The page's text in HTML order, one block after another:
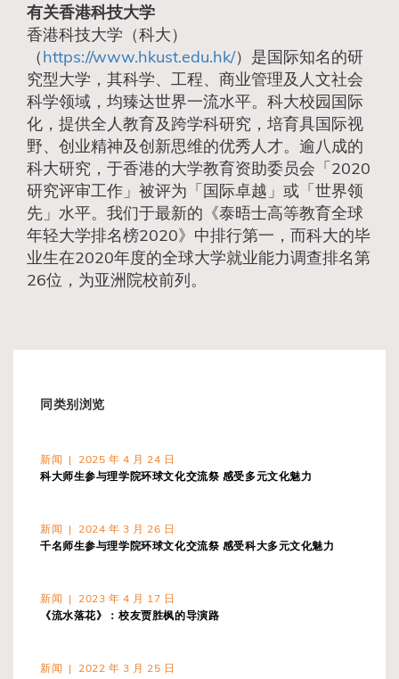
有关香港科技大学
香港科技大学（科大）
（https://www.hkust.edu.hk/）是国际知名的研
究型大学，其科学、工程、商业管理及人文社会
科学领域，均臻达世界一流水平。科大校园国际
化，提供全人教育及跨学科研究，培育具国际视
野、创业精神及创新思维的优秀人才。逾八成的
科大研究，于香港的大学教育资助委员会「2020
研究评审工作」被评为「国际卓越」或「世界领
先」水平。我们于最新的《泰晤士高等教育全球
年轻大学排名榜2020》中排行第一，而科大的毕
业生在2020年度的全球大学就业能力调查排名第
26位，为亚洲院校前列。
同类别浏览
新闻 | 2025 年 4 月 24 日
科大师生参与理学院环球文化交流祭 感受多元文化魅力
新闻 | 2024 年 3 月 26 日
千名师生参与理学院环球文化交流祭 感受科大多元文化魅力
新闻 | 2023 年 4 月 17 日
《流水落花》：校友贾胜枫的导演路
新闻 | 2022 年 3 月 25 日